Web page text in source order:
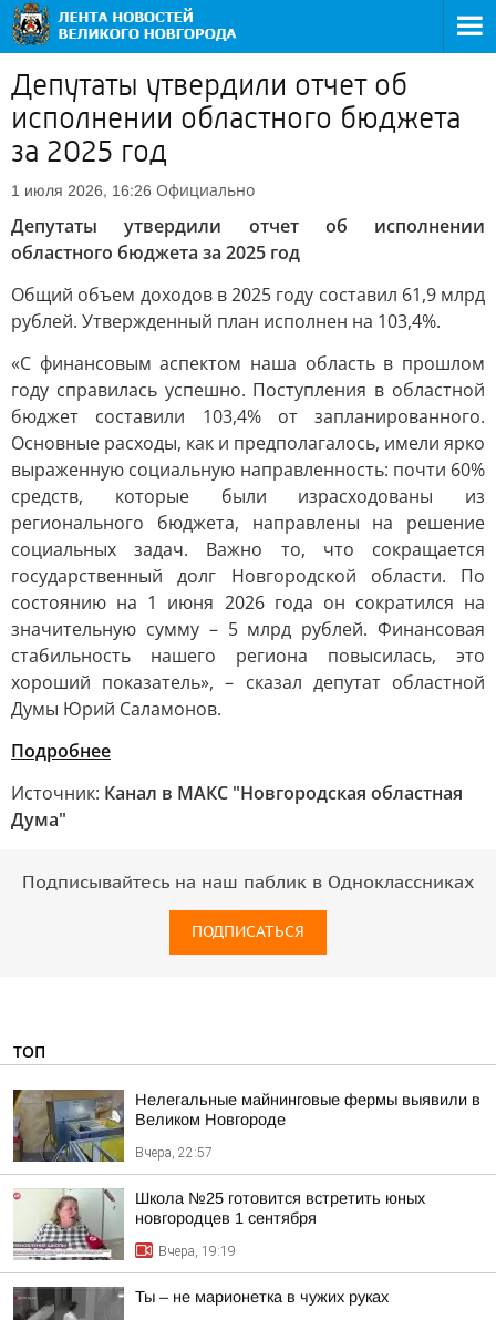
Депутаты утвердили отчет об
исполнении областного бюджета
за 2025 год
1 июля 2026, 16:26 Официально
Депутаты утвердили отчет об исполнении
областного бюджета за 2025 год
Общий объем доходов в 2025 году составил 61,9 млрд
рублей. Утвержденный план исполнен на 103,4%.
«С финансовым аспектом наша область в прошлом
году справилась успешно. Поступления в областной
бюджет составили 103,4% от запланированного.
Основные расходы, как и предполагалось, имели ярко
выраженную социальную направленность: почти 60%
средств, которые были израсходованы из
регионального бюджета, направлены на решение
социальных задач. Важно то, что сокращается
государственный долг Новгородской области. По
состоянию на 1 июня 2026 года он сократился на
значительную сумму – 5 млрд рублей. Финансовая
стабильность нашего региона повысилась, это
хороший показатель», – сказал депутат областной
Думы Юрий Саламонов.
Подробнее
Источник: Канал в МАКС "Новгородская областная
Дума"
Подписывайтесь на наш паблик в Одноклассниках
ПОДПИСАТЬСЯ
ТОП
Нелегальные майнинговые фермы выявили в
Великом Новгороде
Вчера, 22:57
Школа №25 готовится встретить юных
новгородцев 1 сентября
Вчера, 19:19
Ты – не марионетка в чужих руках